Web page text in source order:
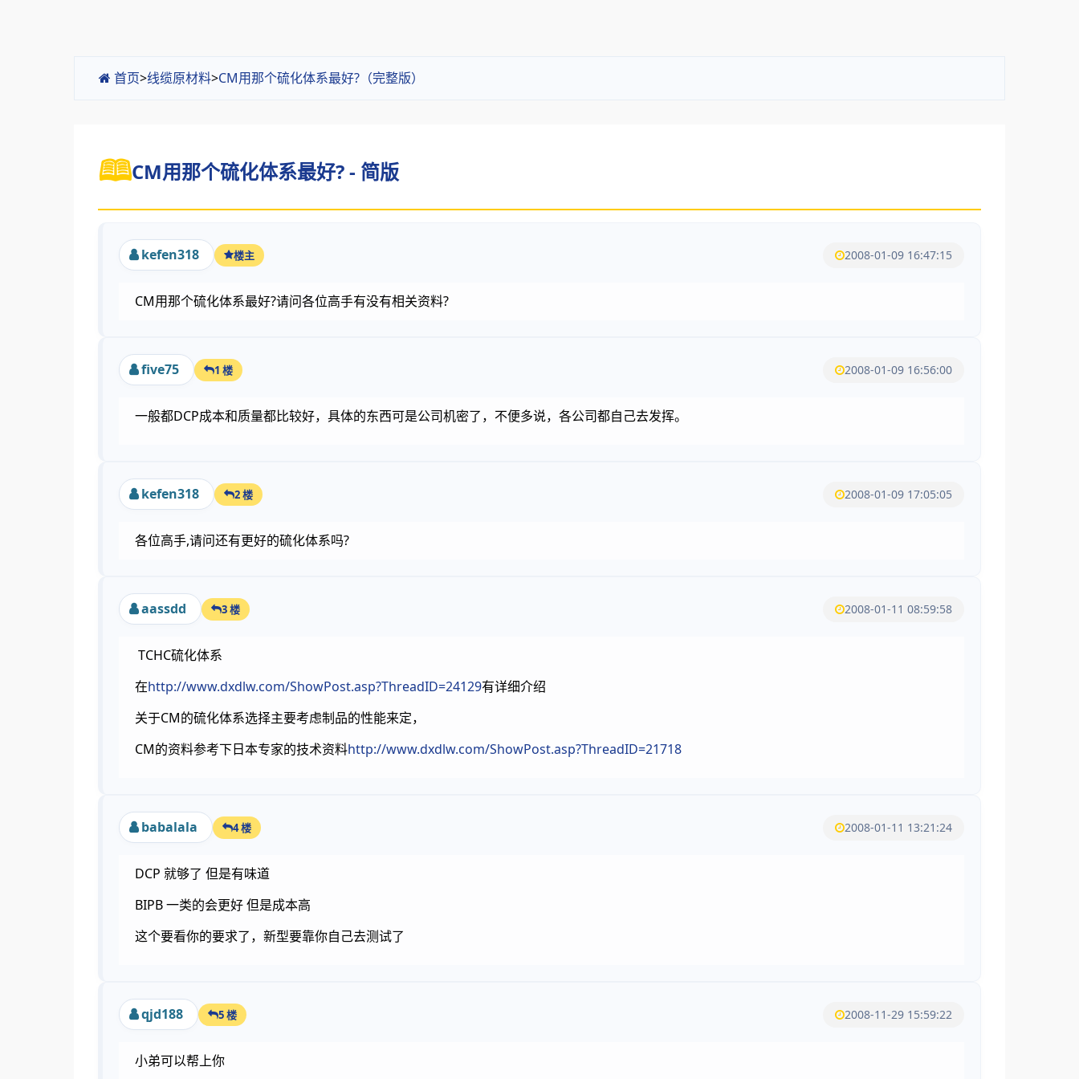
首页>线缆原材料>CM用那个硫化体系最好?（完整版）
CM用那个硫化体系最好? - 简版
kefen318 楼主 2008-01-09 16:47:15
CM用那个硫化体系最好?请问各位高手有没有相关资料?
five75 1 楼 2008-01-09 16:56:00
一般都DCP成本和质量都比较好，具体的东西可是公司机密了，不便多说，各公司都自己去发挥。
kefen318 2 楼 2008-01-09 17:05:05
各位高手,请问还有更好的硫化体系吗?
aassdd 3 楼 2008-01-11 08:59:58
TCHC硫化体系
在http://www.dxdlw.com/ShowPost.asp?ThreadID=24129有详细介绍
关于CM的硫化体系选择主要考虑制品的性能来定，
CM的资料参考下日本专家的技术资料http://www.dxdlw.com/ShowPost.asp?ThreadID=21718
babalala 4 楼 2008-01-11 13:21:24
DCP 就够了 但是有味道
BIPB 一类的会更好 但是成本高
这个要看你的要求了，新型要靠你自己去测试了
qjd188 5 楼 2008-11-29 15:59:22
小弟可以帮上你